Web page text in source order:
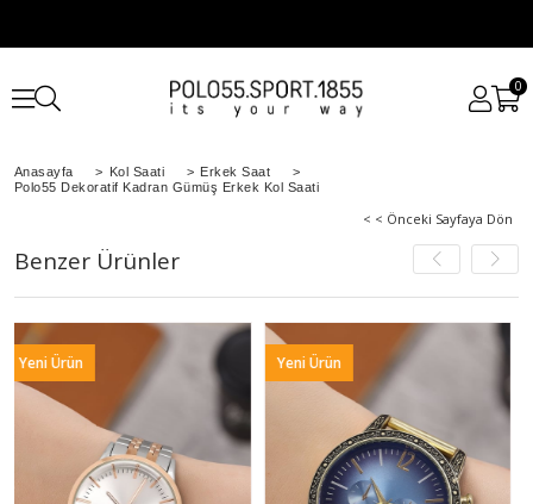
0
Anasayfa > Kol Saati > Erkek Saat
>
Polo55 Dekoratif Kadran Gümüş Erkek Kol Saati
< < Önceki Sayfaya Dön
Benzer Ürünler
Yeni Ürün